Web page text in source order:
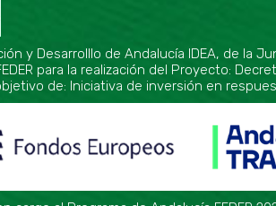
y Desarrolllo de Andalucía IDEA, de la
para la realización del Proyecto:
de: Iniciativa de inversión en